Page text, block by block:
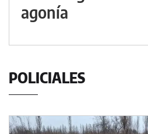
agonía
POLICIALES